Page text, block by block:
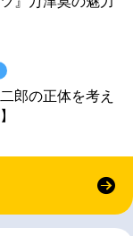
郎の正体を考え